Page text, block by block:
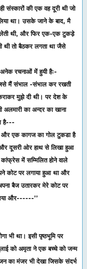
संस्कारों की एक वह दूरी थी जो
था। उसके जाने के बाद, मै
थी, और फिर एक-एक टुकडे़
तो बैठकर लगता था जैसे
रचनाओं में हुयी हैः-
मैं संभाल -संभाल कर रखती
मुझे दी थी। पर देश के
का अन्दर का खाना
है---
और एक कागज का गोल टुकडा है
दूसरी ओर हाथ से लिखा हुआ
में सम्मिलित होने वाले
कोट पर लगाया हुआ था और
बैज उतारकर मेरे कोट पर
और------’’
भी था। इसी पृष्ठभूमि पर
को अमृता ने एक बच्चे को जन्म
का मंजर भी देखा जिसके संदर्भ